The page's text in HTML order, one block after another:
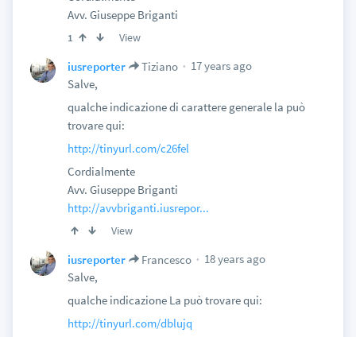
Avv. Giuseppe Briganti
1 View
iusreporter Tiziano
17 years ago
Salve,
qualche indicazione di carattere generale la può
trovare qui:
http://tinyurl.com/c26fel
Cordialmente
Avv. Giuseppe Briganti
http://avvbriganti.iusrepor...
View
iusreporter Francesco
18 years ago
Salve,
qualche indicazione La può trovare qui:
http://tinyurl.com/dblujq